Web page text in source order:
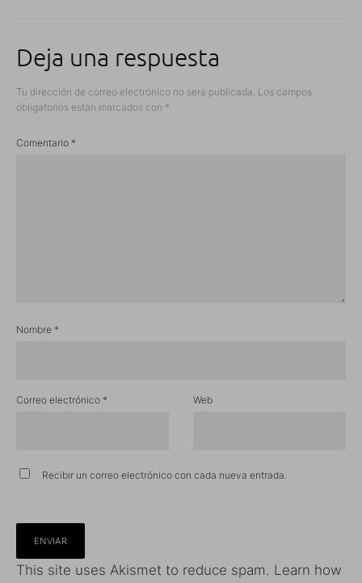
Deja una respuesta
Tu dirección de correo electrónico no será publicada. Los campos
obligatorios están marcados con *
Comentario *
Nombre *
Correo electrónico * Web
Recibir un correo electrónico con cada nueva entrada.
This site uses Akismet to reduce spam. Learn how